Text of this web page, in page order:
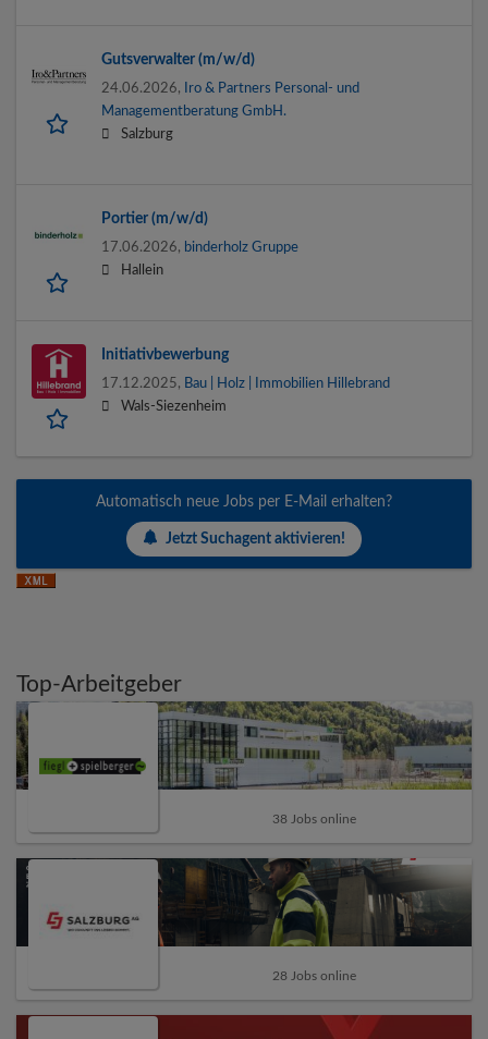
Gutsverwalter (m/w/d)
24.06.2026,
Iro & Partners Personal- und
Managementberatung GmbH.
Salzburg
Portier (m/w/d)
17.06.2026, binderholz Gruppe
Hallein
Initiativbewerbung
17.12.2025, Bau | Holz | Immobilien Hillebrand
Wals-Siezenheim
Automatisch neue Jobs per E-Mail erhalten?
Jetzt Suchagent aktivieren!
Top-Arbeitgeber
38 Jobs online
28 Jobs online